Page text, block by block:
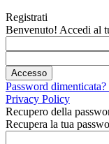
Registrati
Benvenuto! Accedi al
Password
Privacy Policy
Recupero della
Recupera la tua